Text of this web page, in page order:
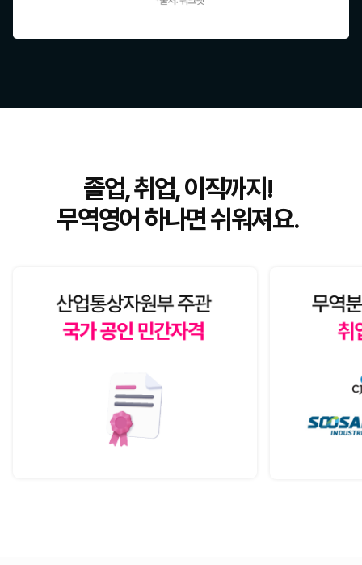
졸업, 취업, 이직까지!
무역영어 하나면 쉬워져요.